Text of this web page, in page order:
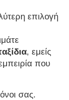
επιλογή
, εμείς
που
σας.